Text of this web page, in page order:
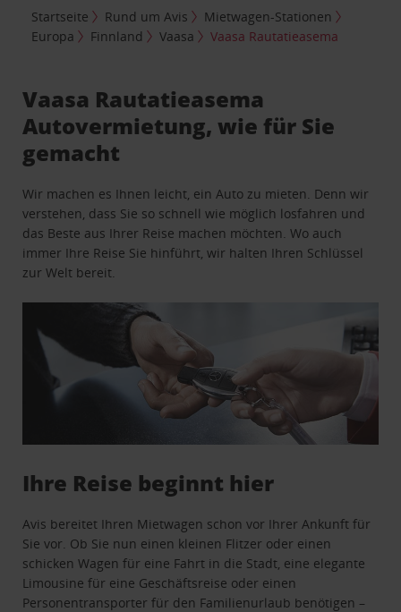
Startseite Rund um Avis
Mietwagen-Stationen
Europa
Finnland Vaasa Vaasa Rautatieasema
Vaasa Rautatieasema
Autovermietung, wie für Sie
gemacht
Wir machen es Ihnen leicht, ein Auto zu mieten. Denn wir
verstehen, dass Sie so schnell wie möglich losfahren und
das Beste aus Ihrer Reise machen möchten. Wo auch
immer Ihre Reise Sie hinführt, wir halten Ihren Schlüssel
zur Welt bereit.
Ihre Reise beginnt hier
Avis bereitet Ihren Mietwagen schon vor Ihrer Ankunft für
Sie vor. Ob Sie nun einen kleinen Flitzer oder einen
schicken Wagen für eine Fahrt in die Stadt, eine elegante
Limousine für eine Geschäftsreise oder einen
Personentransporter für den Familienurlaub benötigen –